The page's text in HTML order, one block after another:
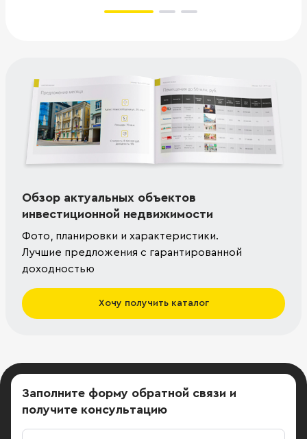
Обзор актуальных объектов
инвестиционной недвижимости
Фото, планировки и характеристики.
Лучшие предложения с гарантированной
доходностью
Хочу получить каталог
Заполните форму обратной связи и
получите консультацию